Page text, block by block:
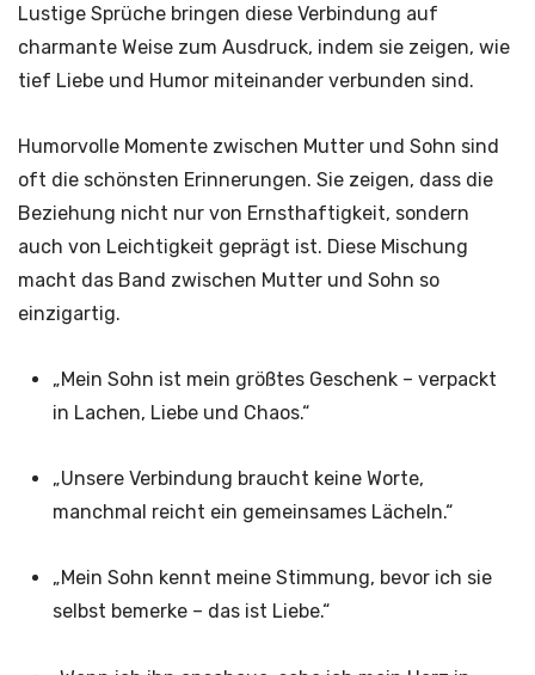
Lustige Sprüche bringen diese Verbindung auf
charmante Weise zum Ausdruck, indem sie zeigen, wie
tief Liebe und Humor miteinander verbunden sind.
Humorvolle Momente zwischen Mutter und Sohn sind
oft die schönsten Erinnerungen. Sie zeigen, dass die
Beziehung nicht nur von Ernsthaftigkeit, sondern
auch von Leichtigkeit geprägt ist. Diese Mischung
macht das Band zwischen Mutter und Sohn so
einzigartig.
„Mein Sohn ist mein größtes Geschenk – verpackt
in Lachen, Liebe und Chaos.“
„Unsere Verbindung braucht keine Worte,
manchmal reicht ein gemeinsames Lächeln.“
„Mein Sohn kennt meine Stimmung, bevor ich sie
selbst bemerke – das ist Liebe.“